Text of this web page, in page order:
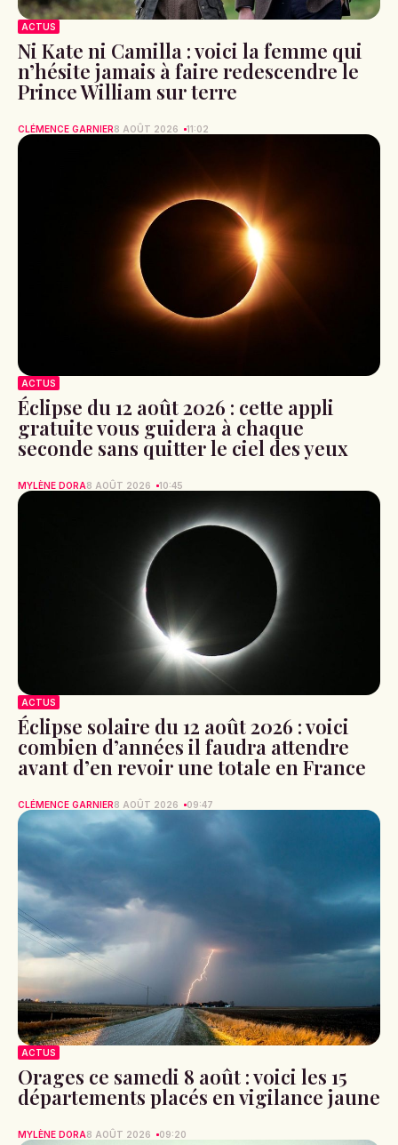
ACTUS
Ni Kate ni Camilla : voici la femme qui
n’hésite jamais à faire redescendre le
Prince William sur terre
CLÉMENCE GARNIER8 AOÛT 2026 11:02
ACTUS
Éclipse du 12 août 2026 : cette appli
gratuite vous guidera à chaque
seconde sans quitter le ciel des yeux
MYLÈNE DORA8 AOÛT 2026 10:45
ACTUS
Éclipse solaire du 12 août 2026 : voici
combien d’années il faudra attendre
avant d’en revoir une totale en France
CLÉMENCE GARNIER8 AOÛT 2026 09:47
ACTUS
Orages ce samedi 8 août : voici les 15
départements placés en vigilance jaune
MYLÈNE DORA8 AOÛT 2026 09:20